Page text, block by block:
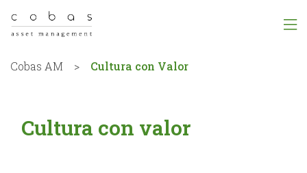
Cobas AM > Cultura con Valor
Cultura con valor